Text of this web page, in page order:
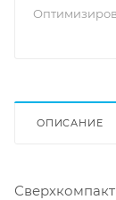
ОПИСАНИЕ